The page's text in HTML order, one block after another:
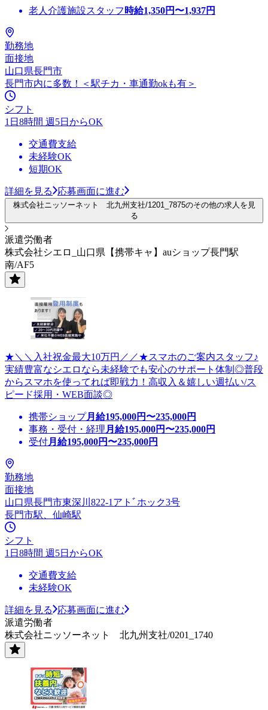
老人介護施設スタッフ 時給1,350円〜1,937円
勤務地
面接地
山口県長門市
長門市内に多数！＜駅チカ・車通勤okも有＞
シフト
1日8時間 週5日からOK
交通費支給
未経験OK
短期OK
詳細を見る 応募画面に進む
株式会社ニッソーネット 北九州支社/1201_7875のその他の求人を見
る
派遣労働者
株式会社シエロ_山口県【携帯キャ】auショップ長門駅
南/AF5
★＼＼入社祝金最大10万円／／★スマホのご案内スタッフ♪
実績豊富なシエロなら未経験でも安心のサポート体制◎普段
からスマホを使ってれば即戦力！高収入＆嬉しい週払い/ス
ピード採用・WEB面談◎
携帯ショップ月給195,000円〜235,000円
事務・受付・経理 月給195,000円〜235,000円
受付月給195,000円〜235,000円
勤務地
面接地
山口県長門市東深川822-1アトﾞホック3号
長門市駅、仙崎駅
シフト
1日8時間 週5日からOK
交通費支給
未経験OK
詳細を見る
応募画面に進む
派遣労働者
株式会社ニッソーネット 北九州支社/0201_1740